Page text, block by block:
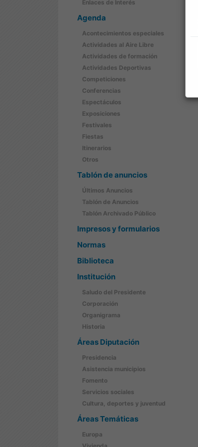
Enlaces de Interés
Agenda
Acontecimientos especiales
Actividades al Aire Libre
Actividades de formación
Actividades Deportivas
Competiciones
Conferencias
Espectáculos
Exposiciones
Festivales
Fiestas
Itinerarios
Otros
Tablón de anuncios
Últimos Anuncios
Tablón de Anuncios
Tablón Archivado Público
Impresos y formularios
Normas
Biblioteca
Institución
Saludo del Presidente
Corporación
Organigrama
Historia
Áreas Diputación
Presidencia
Asistencia municipios
Fomento
Servicios sociales
Cultura, deportes y juventud
Áreas Temáticas
Europa